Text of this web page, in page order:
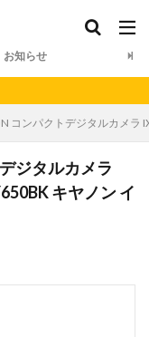
お知らせ
コンパクトデジタルカメ
ジタルカメラ
キヤノン イ